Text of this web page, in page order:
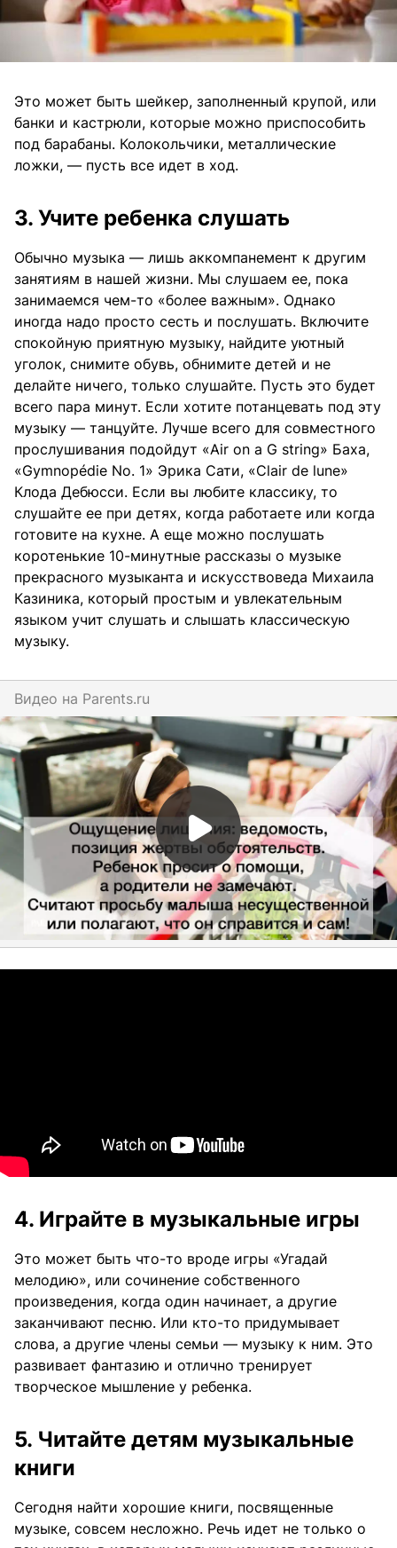
Это может быть шейкер, заполненный крупой, или
банки и кастрюли, которые можно приспособить
под барабаны. Колокольчики, металлические
ложки, — пусть все идет в ход.
3. Учите ребенка слушать
Обычно музыка — лишь аккомпанемент к другим
занятиям в нашей жизни. Мы слушаем ее, пока
занимаемся чем-то «более важным». Однако
иногда надо просто сесть и послушать. Включите
спокойную приятную музыку, найдите уютный
уголок, снимите обувь, обнимите детей и не
делайте ничего, только слушайте. Пусть это будет
всего пара минут. Если хотите потанцевать под эту
музыку — танцуйте. Лучше всего для совместного
прослушивания подойдут «Air on a G string» Баха,
«Gymnopédie No. 1» Эрика Сати, «Clair de lune»
Клода Дебюсси. Если вы любите классику, то
слушайте ее при детях, когда работаете или когда
готовите на кухне. А еще можно послушать
коротенькие 10-минутные рассказы о музыке
прекрасного музыканта и искусствоведа Михаила
Казиника, который простым и увлекательным
языком учит слушать и слышать классическую
музыку.
Видео на parents.ru
4. Играйте в музыкальные игры
Это может быть что-то вроде игры «Угадай
мелодию», или сочинение собственного
произведения, когда один начинает, а другие
заканчивают песню. Или кто-то придумывает
слова, а другие члены семьи — музыку к ним. Это
развивает фантазию и отлично тренирует
творческое мышление у ребенка.
5. Читайте детям музыкальные
книги
Сегодня найти хорошие книги, посвященные
музыке, совсем несложно. Речь идет не только о